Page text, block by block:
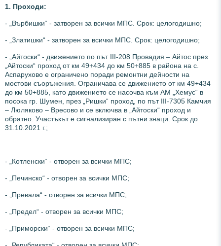
1. Проходи:
- „Върбишки“ - затворен за всички МПС. Срок: целогодишно;
- „Златишки“ - затворен за всички МПС. Срок: целогодишно;
- „Айтоски“ - движението по път III-208 Провадия – Айтос през
„Айтоски“ проход от км 49+434 до км 50+885 в района на с.
Аспарухово е ограничено поради ремонтни дейности на
мостови съоръжения. Ограничава се движението от км 49+434
до км 50+885, като движението се насочва към АМ „Хемус“ в
посока гр. Шумен, през „Ришки“ проход, по път III-7305 Камчия
– Люляково – Вресово и се включва в „Айтоски“ проход и
обратно. Участъкът е сигнализиран с пътни знаци. Срок до
31.10.2021 г.;
- „Котленски“ - отворен за всички МПС;
- „Печинско“ - отворен за всички МПС;
- „Превала“ - отворен за всички МПС;
- „Предел“ - отворен за всички МПС;
- „Приморски“ - отворен за всички МПС;